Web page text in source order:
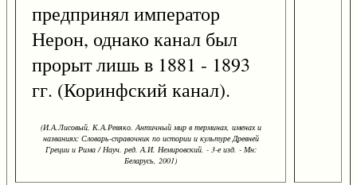
предпринял император
Нерон, однако канал был
прорыт лишь в 1881 - 1893
гг. (Коринфский канал).
(И.А.Лисовый, К.А.Ревяко. Античный мир в терминах, именах и
названиях: Словарь-справочник по истории и культуре Древней
Греции и Рима / Науч. ред. А.И. Немировский. - 3-е изд. - Мн:
Беларусь, 2001)